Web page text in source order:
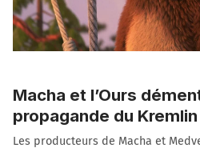
Macha et l’Ours
propagande du Kremlin
Les producteurs de Macha et